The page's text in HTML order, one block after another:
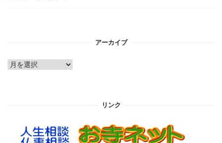
アーカイブ
ア
リンク